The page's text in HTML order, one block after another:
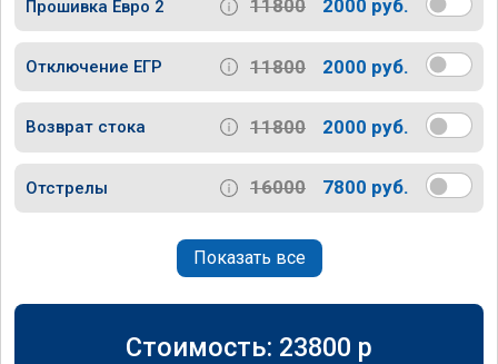
Прошивка Евро 2 11800 2000 руб.
Отключение ЕГР 11800 2000 руб.
Возврат стока 11800 2000 руб.
Отстрелы 16000 7800 руб.
Показать все
Стоимость: 23800 p